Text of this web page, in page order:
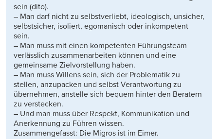
sein (dito).
– Man darf nicht zu selbstverliebt, ideologisch, unsicher,
selbstsicher, isoliert, egomanisch oder inkompetent
sein.
– Man muss mit einen kompetenten Führungsteam
verlässlich zusammenarbeiten können und eine
gemeinsame Zielvorstellung haben.
– Man muss Willens sein, sich der Problematik zu
stellen, anzupacken und selbst Verantwortung zu
übernehmen, anstelle sich bequem hinter den Beratern
zu verstecken.
– Und man muss über Respekt, Kommunikation und
Anerkennung zu Führen wissen.
Zusammengefasst: Die Migros ist im Eimer.